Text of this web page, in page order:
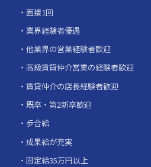
面接1回
業界経験者優遇
他業界の営業経験者歓迎
高級賃貸仲介営業の経験者歓迎
賃貸仲介の店長経験者歓迎
既卒・第2新卒歓迎
歩合給
成果給が充実
固定給35万円以上